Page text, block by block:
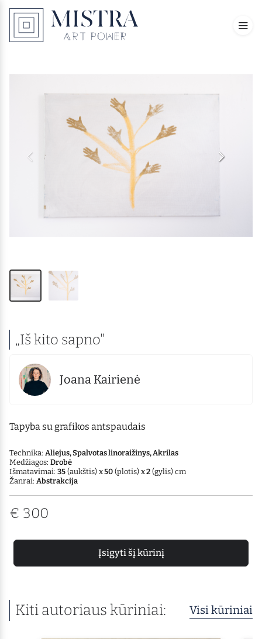
„Iš kito sapno"
Joana Kairienė
Tapyba su grafikos antspaudais
Technika: Aliejus, Spalvotas linoraižinys, Akrilas
Medžiagos: Drobė
Išmatavimai: 35 (aukštis) x50 (plotis) x2 (gylis) cm
Žanrai: Abstrakcija
€ 300
Įsigyti šį kūrinį
Kiti autoriaus kūriniai: Visi kūriniai